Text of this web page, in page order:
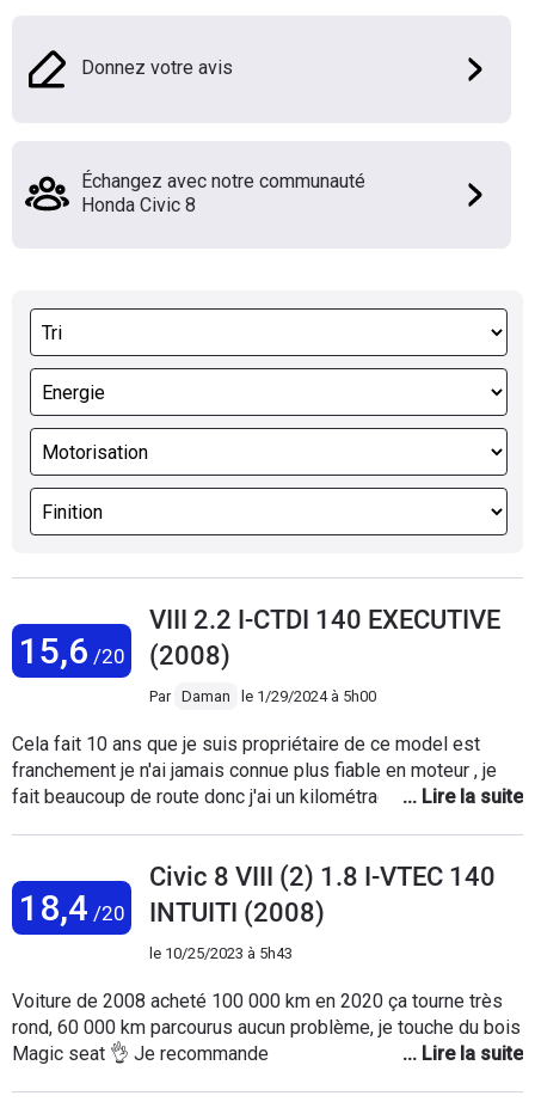
Donnez votre avis
Échangez avec notre communauté
Honda Civic 8
15,6 /20
VIII 2.2 I-CTDI 140 EXECUTIVE
(2008)
Par Daman le 1/29/2024 à 5h00
Cela fait 10 ans que je suis propriétaire de ce model est
franchement je n'ai jamais connue plus fiable en moteur , je
fait beaucoup de route donc j'ai un kilométrage important est
18,4 /20
Civic 8 VIII (2) 1.8 I-VTEC 140
INTUITI (2008)
le 10/25/2023 à 5h43
Voiture de 2008 acheté 100 000 km en 2020 ça tourne très
rond, 60 000 km parcourus aucun problème, je touche du bois
Magic seat 👌 Je recommande